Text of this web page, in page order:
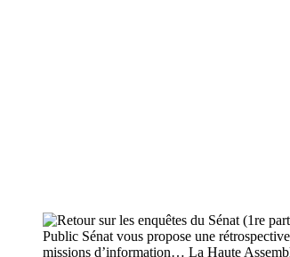
Public Sénat vous propose une
missions d’information… La Haute